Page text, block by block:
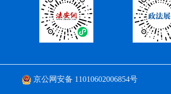
京公网安备 11010602006854号